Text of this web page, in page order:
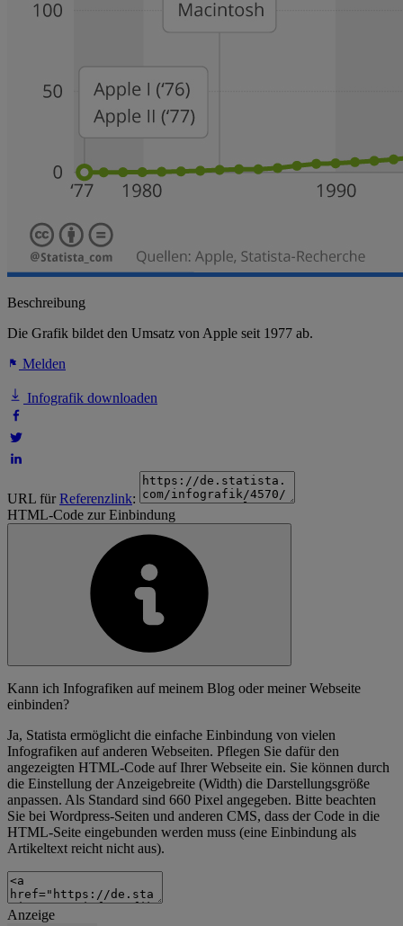
Beschreibung
Die Grafik bildet den Umsatz von Apple seit 1977 ab.
Melden
Infografik downloaden
URL fürReferenzlink:
HTML-Code zur Einbindung
Kann ich Infografiken auf meinem Blog oder meiner Webseite
einbinden?
Ja, Statista ermöglicht die einfache Einbindung von vielen
Infografiken auf anderen Webseiten. Pflegen Sie dafür den
angezeigten HTML-Code auf Ihrer Webseite ein. Sie können durch
die Einstellung der Anzeigebreite (Width) die Darstellungsgröße
anpassen. Als Standard sind 660 Pixel angegeben. Bitte beachten
Sie bei Wordpress-Seiten und anderen CMS, dass der Code in die
HTML-Seite eingebunden werden muss (eine Einbindung als
Artikeltext reicht nicht aus).
Anzeige